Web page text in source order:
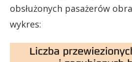
obsłużonych pasażerów
wykres: